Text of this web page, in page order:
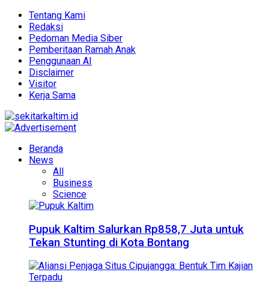
Tentang Kami
Redaksi
Pedoman Media Siber
Pemberitaan Ramah Anak
Penggunaan AI
Disclaimer
Visitor
Kerja Sama
Beranda
News
All
Business
Science
Pupuk Kaltim Salurkan Rp858,7 Juta untuk
Tekan Stunting di Kota Bontang